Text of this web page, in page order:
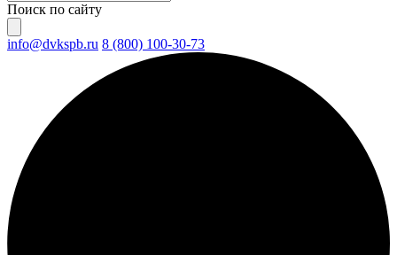
Поиск по сайту
info@dvkspb.ru 8 (800) 100-30-73